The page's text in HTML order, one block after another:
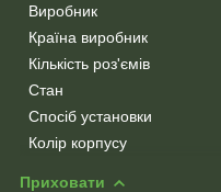
Виробник
Країна виробник
Кількість роз'ємів
Стан
Спосіб установки
Колір корпусу
Приховати